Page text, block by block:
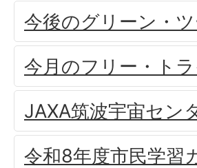
今後のグリーン・
今月のフリー・ト
JAXA筑波宇宙セン
令和8年度市民学習